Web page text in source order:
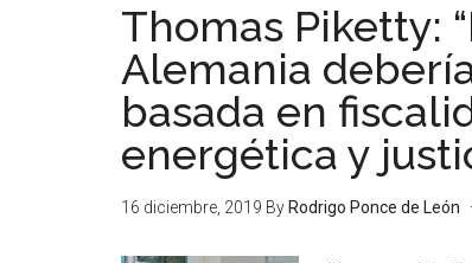
Thomas Piketty:
Alemania
basada en
energética y
16 diciembre, 2019 By Rodrigo Ponce de León